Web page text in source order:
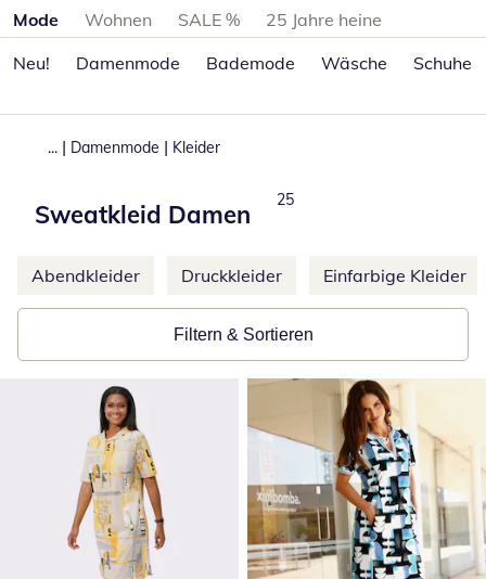
Produktkategorien überspringen
Mode Wohnen SALE %
25 Jahre heine
Neu!
Damenmode Bademode Wäsche Schuhe
... | Damenmode | Kleider
Sweatkleid Damen
Total number of products:
25
Weitere Kategorien überspringen
Abendkleider Druckkleider Einfarbige Kleider
Filtern & Sortieren